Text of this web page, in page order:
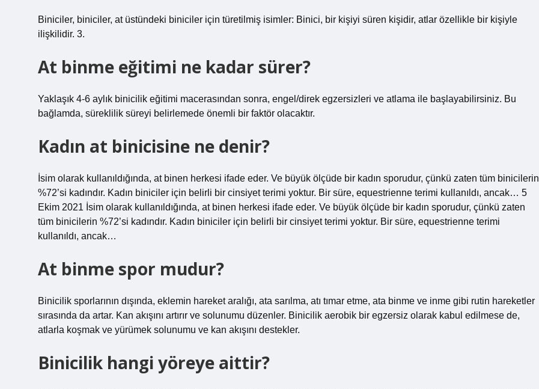
Biniciler, biniciler, at üstündeki biniciler için türetilmiş isimler: Binici, bir kişiyi süren kişidir, atlar özellikle bir kişiyle
ilişkilidir. 3.
At binme eğitimi ne kadar sürer?
Yaklaşık 4-6 aylık binicilik eğitimi macerasından sonra, engel/direk egzersizleri ve atlama ile başlayabilirsiniz. Bu
bağlamda, süreklilik süreyi belirlemede önemli bir faktör olacaktır.
Kadın at binicisine ne denir?
İsim olarak kullanıldığında, at binen herkesi ifade eder. Ve büyük ölçüde bir kadın sporudur, çünkü zaten tüm binicilerin
%72’si kadındır. Kadın biniciler için belirli bir cinsiyet terimi yoktur. Bir süre, equestrienne terimi kullanıldı, ancak… 5
Ekim 2021 İsim olarak kullanıldığında, at binen herkesi ifade eder. Ve büyük ölçüde bir kadın sporudur, çünkü zaten
tüm binicilerin %72’si kadındır. Kadın biniciler için belirli bir cinsiyet terimi yoktur. Bir süre, equestrienne terimi
kullanıldı, ancak…
At binme spor mudur?
Binicilik sporlarının dışında, eklemin hareket aralığı, ata sarılma, atı tımar etme, ata binme ve inme gibi rutin hareketler
sırasında da artar. Kan akışını artırır ve solunumu düzenler. Binicilik aerobik bir egzersiz olarak kabul edilmese de,
atlarla koşmak ve yürümek solunumu ve kan akışını destekler.
Binicilik hangi yöreye aittir?